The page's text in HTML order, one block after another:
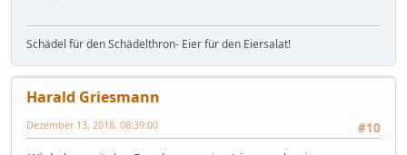
Schädel für den Schädelthron- Eier für den Eiersalat!
Harald Griesmann
#10
Dezember 13, 2018, 08:39:00